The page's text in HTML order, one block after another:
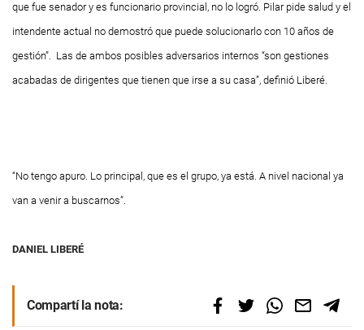
que fue senador y es funcionario provincial, no lo logró. Pilar pide salud y el
intendente actual no demostró que puede solucionarlo con 10 años de
gestión”. Las de ambos posibles adversarios internos “son gestiones
acabadas de dirigentes que tienen que irse a su casa”, definió Liberé.
“No tengo apuro. Lo principal, que es el grupo, ya está. A nivel nacional ya
van a venir a buscarnos”.
DANIEL LIBERÉ
Compartí la nota: